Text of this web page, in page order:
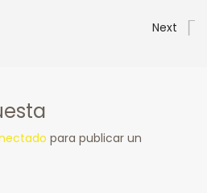
Next
para publicar un